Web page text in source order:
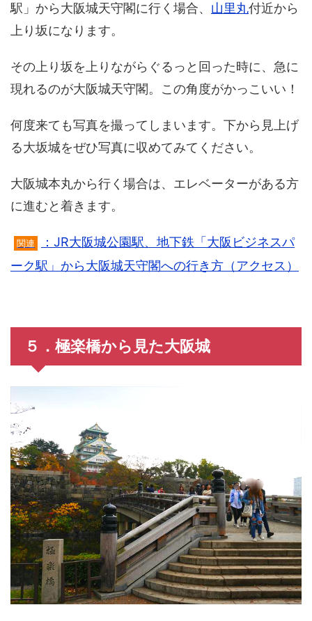
駅」から大阪城天守閣に行く場合、 山里丸付近から
上り坂になります。
その上り坂を上りながらぐるっと回った時に、急に
現れるのが大阪城天守閣。この角度がかっこいい！
何度来ても写真を撮ってしまいます。下から見上げ
る大坂城をぜひ写真に収めてみてください。
大阪城本丸から行く場合は、エレベーターがある方
に進むと着きます。
関連
：JR大阪城公園駅、地下鉄「大阪ビジネスパ
ーク駅」から大阪城天守閣への行き方（アクセス）
５．極楽橋から見た大阪城